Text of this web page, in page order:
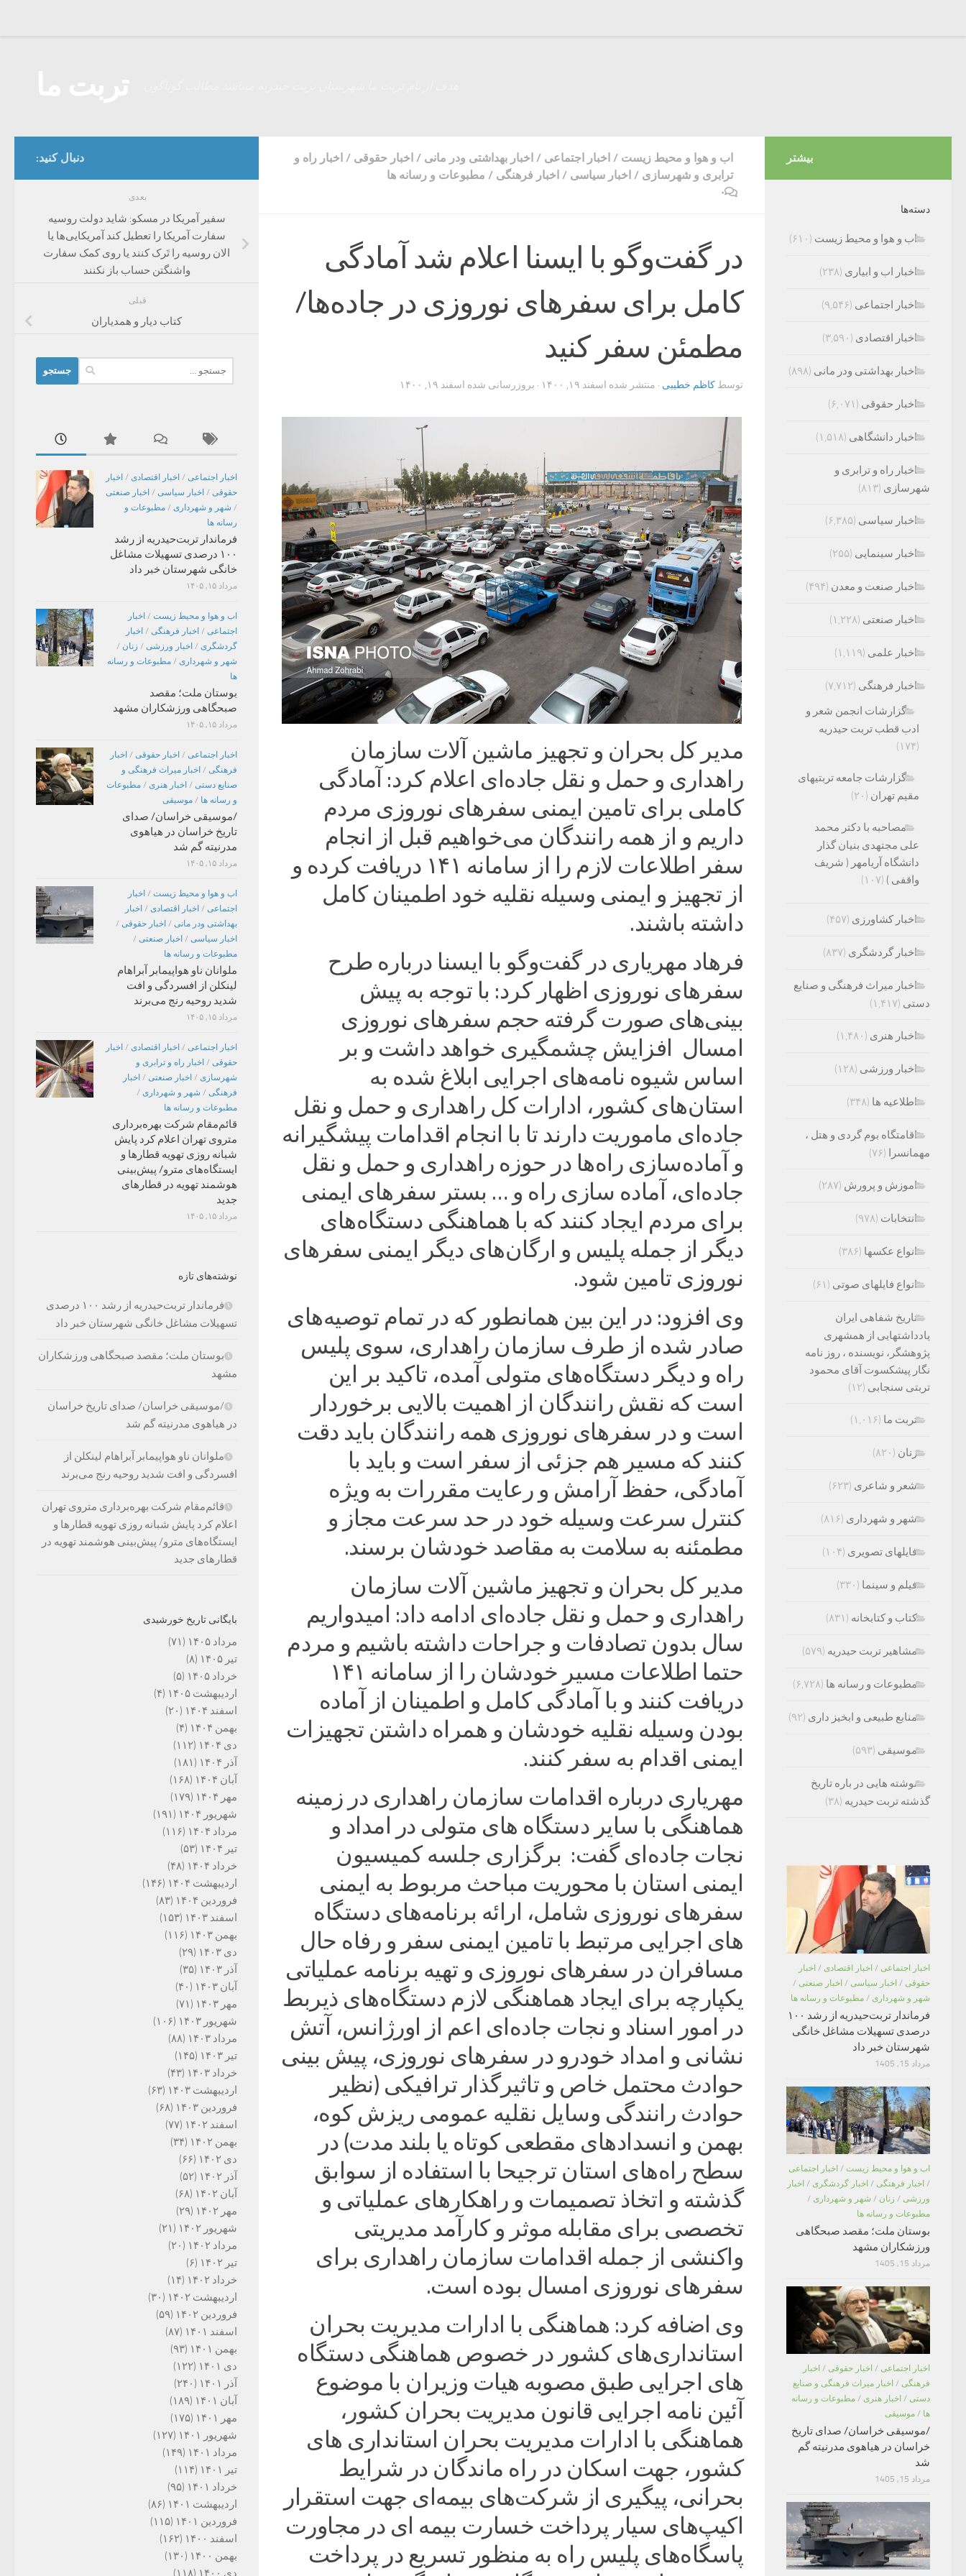
اب و هوا و محیط زیست / اخبار اجتماعی / اخبار بهداشتی ودر مانی / اخبار حقوقی / اخبار راه و
ترابری و شهرسازی / اخبار سیاسی / اخبار فرهنگی / مطبوعات و رسانه ها
۰
در گفت‌وگو با ایسنا اعلام شد آمادگی
کامل برای سفرهای نوروزی در جاده‌ها/
مطمئن سفر کنید
توسط کاظم خطیبی · منتشر شده اسفند ۱۹, ۱۴۰۰ · بروزرسانی شده اسفند ۱۹, ۱۴۰۰
مدیر کل بحران و تجهیز ماشین آلات سازمان
راهداری و حمل و نقل جاده‌ای اعلام کرد: آمادگی
کاملی برای تامین ایمنی سفرهای نوروزی مردم
داریم و از همه رانندگان می‌خواهیم قبل از انجام
سفر اطلاعات لازم را از سامانه ۱۴۱ دریافت کرده و
از تجهیز و ایمنی وسیله نقلیه خود اطمینان کامل
داشته باشند.
فرهاد مهریاری در گفت‌وگو با ایسنا درباره طرح
سفرهای نوروزی اظهار کرد: با توجه به پیش
بینی‌های صورت گرفته حجم سفرهای نوروزی
امسال افزایش چشمگیری خواهد داشت و بر
اساس شیوه نامه‌های اجرایی ابلاغ شده به
استان‌های کشور، ادارات کل راهداری و حمل و نقل
جاده‌ای ماموریت دارند تا با انجام اقدامات پیشگیرانه
و آماده‌سازی راه‌ها در حوزه راهداری و حمل و نقل
جاده‌ای، آماده سازی راه و … بستر سفرهای ایمنی
برای مردم ایجاد کنند که با هماهنگی دستگاه‌های
دیگر از جمله پلیس و ارگان‌های دیگر ایمنی سفرهای
نوروزی تامین شود.
وی افزود: در این بین همانطور که در تمام توصیه‌های
صادر شده از طرف سازمان راهداری، سوی پلیس
راه و دیگر دستگاه‌های متولی آمده، تاکید بر این
است که نقش رانندگان از اهمیت بالایی برخوردار
است و در سفرهای نوروزی همه رانندگان باید دقت
کنند که مسیر هم جزئی از سفر است و باید با
آمادگی، حفظ آرامش و رعایت مقررات به ویژه
کنترل سرعت وسیله خود در حد سرعت مجاز و
مطمئنه به سلامت به مقاصد خودشان برسند.
مدیر کل بحران و تجهیز ماشین آلات سازمان
راهداری و حمل و نقل جاده‌ای ادامه داد: امیدواریم
سال بدون تصادفات و جراحات داشته باشیم و مردم
حتما اطلاعات مسیر خودشان را از سامانه ۱۴۱
دریافت کنند و با آمادگی کامل و اطمینان از آماده
بودن وسیله نقلیه خودشان و همراه داشتن تجهیزات
ایمنی اقدام به سفر کنند.
مهریاری درباره اقدامات سازمان راهداری در زمینه
هماهنگی با سایر دستگاه های متولی در امداد و
نجات جاده‌ای گفت: برگزاری جلسه کمیسیون
ایمنی استان با محوریت مباحث مربوط به ایمنی
سفرهای نوروزی شامل، ارائه برنامه‌های دستگاه
های اجرایی مرتبط با تامین ایمنی سفر و رفاه حال
مسافران در سفرهای نوروزی و تهیه برنامه عملیاتی
یکپارچه برای ایجاد هماهنگی لازم دستگاه‌های ذیربط
در امور اسناد و نجات جاده‌ای اعم از اورژانس، آتش
نشانی و امداد خودرو در سفرهای نوروزی، پیش بینی
حوادث محتمل خاص و تاثیرگذار ترافیکی (نظیر
حوادث رانندگی وسایل نقلیه عمومی ریزش کوه،
بهمن و انسدادهای مقطعی کوتاه یا بلند مدت) در
سطح راه‌های استان ترجیحا با استفاده از سوابق
گذشته و اتخاذ تصمیمات و راهکارهای عملیاتی و
تخصصی برای مقابله موثر و کارآمد مدیریتی
واکنشی از جمله اقدامات سازمان راهداری برای
سفرهای نوروزی امسال بوده است.
وی اضافه کرد: هماهنگی با ادارات مدیریت بحران
استانداری‌های کشور در خصوص هماهنگی دستگاه
های اجرایی طبق مصوبه هیات وزیران با موضوع
آئین نامه اجرایی قانون مدیریت بحران کشور،
هماهنگی با ادارات مدیریت بحران استانداری های
کشور، جهت اسکان در راه ماندگان در شرایط
بحرانی، پیگیری از شرکت‌های بیمه‌ای جهت استقرار
اکیپ‌های سیار پرداخت خسارت بیمه ای در مجاورت
پاسگاه‌های پلیس راه به منظور تسریع در پرداخت
دنبال کنید:
بعدی
سفیر آمریکا در مسکو: شاید دولت روسیه
سفارت آمریکا را تعطیل کند آمریکایی‌ها یا
الان روسیه را تَرک کنند یا روی کمک سفارت
واشنگتن حساب باز نکنند
قبلی
کتاب دیار و همدیاران
برای:
اخبار اجتماعی / اخبار اقتصادی / اخبار
حقوقی / اخبار سیاسی / اخبار صنعتی
/ شهر و شهرداری / مطبوعات و
رسانه ها
فرماندار تربت‌حیدریه از رشد
۱۰۰ درصدی تسهیلات مشاغل
خانگی شهرستان خبر داد
مرداد ۱۵, ۱۴۰۵
اب و هوا و محیط زیست / اخبار
اجتماعی / اخبار فرهنگی / اخبار
گردشگری / اخبار ورزشی / زنان /
شهر و شهرداری / مطبوعات و رسانه
ها
بوستان ملت؛ مقصد
صبحگاهی ورزشکاران مشهد
مرداد ۱۵, ۱۴۰۵
اخبار اجتماعی / اخبار حقوقی / اخبار
فرهنگی / اخبار میراث فرهنگی و
صنایع دستی / اخبار هنری / مطبوعات
و رسانه ها / موسیقی
/موسیقی خراسان/ صدای
تاریخ خراسان در هیاهوی
مدرنیته گم شد
مرداد ۱۵, ۱۴۰۵
اب و هوا و محیط زیست / اخبار
اجتماعی / اخبار اقتصادی / اخبار
بهداشتی ودر مانی / اخبار حقوقی /
اخبار سیاسی / اخبار صنعتی /
مطبوعات و رسانه ها
ملوانان ناو هواپیمابر آبراهام
لینکلن از افسردگی و افت
شدید روحیه رنج می‌برند
مرداد ۱۵, ۱۴۰۵
اخبار اجتماعی / اخبار اقتصادی / اخبار
حقوقی / اخبار راه و ترابری و
شهرسازی / اخبار صنعتی / اخبار
فرهنگی / شهر و شهرداری /
مطبوعات و رسانه ها
قائم‌مقام شرکت بهره‌برداری
متروی تهران اعلام کرد پایش
شبانه روزی تهویه قطارها و
ایستگاه‌های مترو/ پیش‌بینی
هوشمند تهویه در قطارهای
جدید
مرداد ۱۵, ۱۴۰۵
نوشته‌های تازه
فرماندار تربت‌حیدریه از رشد ۱۰۰ درصدی
تسهیلات مشاغل خانگی شهرستان خبر داد
بوستان ملت؛ مقصد صبحگاهی ورزشکاران
مشهد
/موسیقی خراسان/ صدای تاریخ خراسان
در هیاهوی مدرنیته گم شد
ملوانان ناو هواپیمابر آبراهام لینکلن از
افسردگی و افت شدید روحیه رنج می‌برند
قائم‌مقام شرکت بهره‌برداری متروی تهران
اعلام کرد پایش شبانه روزی تهویه قطارها و
ایستگاه‌های مترو/ پیش‌بینی هوشمند تهویه در
قطارهای جدید
بایگانی تاریخ خورشیدی
مرداد ۱۴۰۵
(۷۱)
تیر ۱۴۰۵
(۸)
خرداد ۱۴۰۵
(۵)
اردیبهشت ۱۴۰۵
(۴)
اسفند ۱۴۰۴
(۲۰)
بهمن ۱۴۰۴
(۴)
دی ۱۴۰۴
(۱۱۲)
آذر ۱۴۰۴
(۱۸۱)
آبان ۱۴۰۴
(۱۶۸)
مهر ۱۴۰۴
(۱۷۹)
شهریور ۱۴۰۴
(۱۹۱)
مرداد ۱۴۰۴
(۱۱۶)
تیر ۱۴۰۴
(۵۳)
خرداد ۱۴۰۴
(۴۸)
اردیبهشت ۱۴۰۴
(۱۴۶)
فروردین ۱۴۰۴
(۸۳)
اسفند ۱۴۰۳
(۱۵۳)
بهمن ۱۴۰۳
(۱۱۶)
دی ۱۴۰۳
(۲۹)
آذر ۱۴۰۳
(۳۵)
آبان ۱۴۰۳
(۴۰)
مهر ۱۴۰۳
(۷۱)
شهریور ۱۴۰۳
(۱۰۶)
مرداد ۱۴۰۳
(۸۸)
تیر ۱۴۰۳
(۱۴۵)
خرداد ۱۴۰۳
(۴۳)
اردیبهشت ۱۴۰۳
(۶۳)
فروردین ۱۴۰۳
(۶۸)
اسفند ۱۴۰۲
(۷۷)
بهمن ۱۴۰۲
(۳۴)
دی ۱۴۰۲
(۶۶)
آذر ۱۴۰۲
(۵۲)
آبان ۱۴۰۲
(۶۸)
مهر ۱۴۰۲
(۲۹)
شهریور ۱۴۰۲
(۲۱)
مرداد ۱۴۰۲
(۲۰)
تیر ۱۴۰۲
(۶)
خرداد ۱۴۰۲
(۱۴)
اردیبهشت ۱۴۰۲
(۳۰)
فروردین ۱۴۰۲
(۵۹)
اسفند ۱۴۰۱
(۸۷)
بهمن ۱۴۰۱
(۹۳)
دی ۱۴۰۱
(۱۲۲)
آذر ۱۴۰۱
(۲۴۰)
آبان ۱۴۰۱
(۱۸۹)
مهر ۱۴۰۱
(۱۷۵)
شهریور ۱۴۰۱
(۱۲۷)
مرداد ۱۴۰۱
(۱۴۹)
تیر ۱۴۰۱
(۱۱۴)
خرداد ۱۴۰۱
(۹۵)
اردیبهشت ۱۴۰۱
(۸۶)
فروردین ۱۴۰۱
(۱۱۵)
اسفند ۱۴۰۰
(۱۶۲)
بهمن ۱۴۰۰
(۱۳۰)
دی ۱۴۰۰
(۱۱۸)
بیشتر
دسته‌ها
اب و هوا و محیط زیست (۶۱۰)
اخبار اب و ابیاری (۲۳۸)
اخبار اجتماعی (۹,۵۴۶)
اخبار اقتصادی (۳,۵۹۰)
اخبار بهداشتی ودر مانی (۸۹۸)
اخبار حقوقی (۶,۰۷۱)
اخبار دانشگاهی (۱,۵۱۸)
اخبار راه و ترابری و
شهرسازی (۸۱۳)
اخبار سیاسی (۶,۳۸۵)
اخبار سینمایی (۲۵۵)
اخبار صنعت و معدن (۴۹۴)
اخبار صنعتی (۱,۲۲۸)
اخبار علمی (۱,۱۱۹)
اخبار فرهنگی (۷,۷۱۲)
گزارشات انجمن شعر و
ادب قطب تربت حیدریه
(۱۷۴)
گزارشات جامعه تربتیهای
مقیم تهران (۲۰)
مصاحبه با دکتر محمد
علی مجتهدی بنیان گذار
دانشگاه آریامهر ( شریف
واقفی ) (۱۰۷)
اخبار کشاورزی (۴۵۷)
اخبار گردشگری (۸۳۷)
اخبار میراث فرهنگی و صنایع
دستی (۱,۴۱۷)
اخبار هنری (۱,۴۸۰)
اخبار ورزشی (۱۲۸)
اطلاعیه ها (۳۴۸)
اقامتگاه بوم گردی و هتل ،
مهمانسرا (۷۶)
اموزش و پرورش (۲۸۷)
انتخابات (۹۷۸)
انواع عکسها (۳۸۶)
انواع فایلهای صوتی (۶۱)
تاریخ شفاهی ایران
یادداشتهایی از همشهری
پژوهشگر، نویسنده ، روز نامه
نگار پیشکسوت آقای محمود
تربتی سنجابی (۱۲)
تربت ما (۱,۰۱۶)
زنان (۸۲۰)
شعر و شاعری (۶۲۳)
شهر و شهرداری (۸۱۶)
فایلهای تصویری (۱۰۴)
فیلم و سینما (۳۳۰)
کتاب و کتابخانه (۸۳۱)
مشاهیر تربت حیدریه (۵۷۹)
مطبوعات و رسانه ها (۶,۷۲۸)
منابع طبیعی و ابخیز داری (۹۲)
موسیقی (۵۹۳)
نوشته هایی در باره تاریخ
گذشته تربت حیدریه (۳۸)
اخبار اجتماعی / اخبار اقتصادی / اخبار
حقوقی / اخبار سیاسی / اخبار صنعتی /
شهر و شهرداری / مطبوعات و رسانه ها
فرماندار تربت‌حیدریه از رشد ۱۰۰
درصدی تسهیلات مشاغل خانگی
شهرستان خبر داد
مرداد 15, 1405
اب و هوا و محیط زیست / اخبار اجتماعی
/ اخبار فرهنگی / اخبار گردشگری / اخبار
ورزشی / زنان / شهر و شهرداری /
مطبوعات و رسانه ها
بوستان ملت؛ مقصد صبحگاهی
ورزشکاران مشهد
مرداد 15, 1405
اخبار اجتماعی / اخبار حقوقی / اخبار
فرهنگی / اخبار میراث فرهنگی و صنایع
دستی / اخبار هنری / مطبوعات و رسانه
ها / موسیقی
/موسیقی خراسان/ صدای تاریخ
خراسان در هیاهوی مدرنیته گم
شد
مرداد 15, 1405